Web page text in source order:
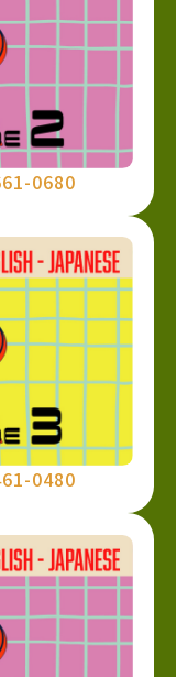
0680
0480